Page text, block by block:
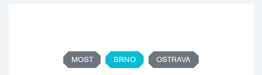
MOST BRNO OSTRAVA